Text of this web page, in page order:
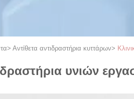
> Αντίθετα αντιδραστήρια κυττάρων>
υνιών